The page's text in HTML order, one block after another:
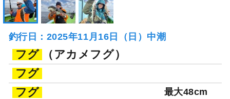
釣行日：2025年11月16日（日）中潮
フグ
（アカメフグ）
フグ
フグ
最大48cm